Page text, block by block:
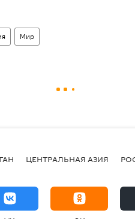
Мир
ЦЕНТРАЛЬНАЯ АЗИЯ